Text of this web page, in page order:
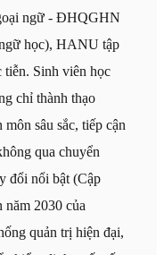
ngữ - ĐHQGHN
học), HANU tập
tiễn. Sinh viên học
chỉ thành thạo
sâu sắc, tiếp cận
qua chuyển
đổi nổi bật (Cập
2030 của
quản trị hiện đại,